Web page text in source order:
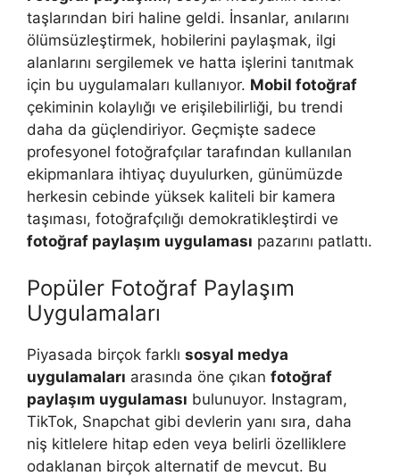
taşlarından biri haline geldi. İnsanlar, anılarını
ölümsüzleştirmek, hobilerini paylaşmak, ilgi
alanlarını sergilemek ve hatta işlerini tanıtmak
için bu uygulamaları kullanıyor. Mobil fotoğraf
çekiminin kolaylığı ve erişilebilirliği, bu trendi
daha da güçlendiriyor. Geçmişte sadece
profesyonel fotoğrafçılar tarafından kullanılan
ekipmanlara ihtiyaç duyulurken, günümüzde
herkesin cebinde yüksek kaliteli bir kamera
taşıması, fotoğrafçılığı demokratikleştirdi ve
fotoğraf paylaşım uygulaması pazarını patlattı.
Popüler Fotoğraf Paylaşım
Uygulamaları
Piyasada birçok farklı sosyal medya
uygulamaları arasında öne çıkan fotoğraf
paylaşım uygulaması bulunuyor. Instagram,
TikTok, Snapchat gibi devlerin yanı sıra, daha
niş kitlelere hitap eden veya belirli özelliklere
odaklanan birçok alternatif de mevcut. Bu